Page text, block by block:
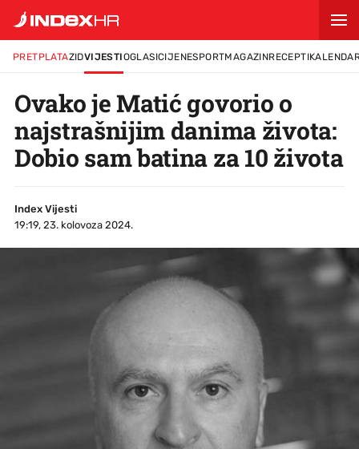
PRETPLATAZIDVIJESTIOGLASICIJENESPORTMAGAZINRECEPTI
Ovako je Matić govorio o
najstrašnijim danima života:
Dobio sam batina za 10 života
Index Vijesti
19:19, 23. kolovoza 2024.